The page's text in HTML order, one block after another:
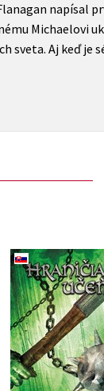
napísal
Michaelovi
sveta. Aj keď je
Kniha
John